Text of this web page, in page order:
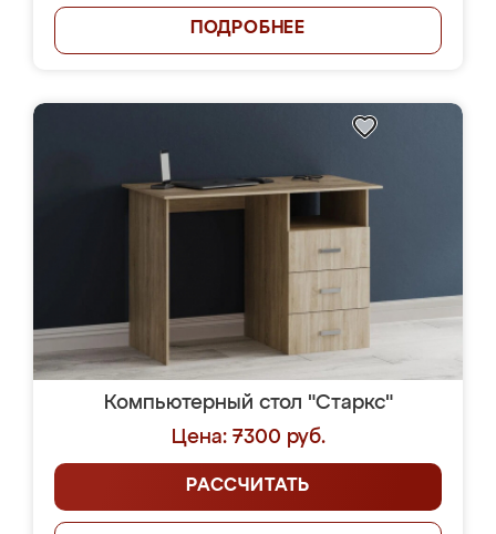
ПОДРОБНЕЕ
Компьютерный стол "Старкс"
Цена: 7300 руб.
РАССЧИТАТЬ